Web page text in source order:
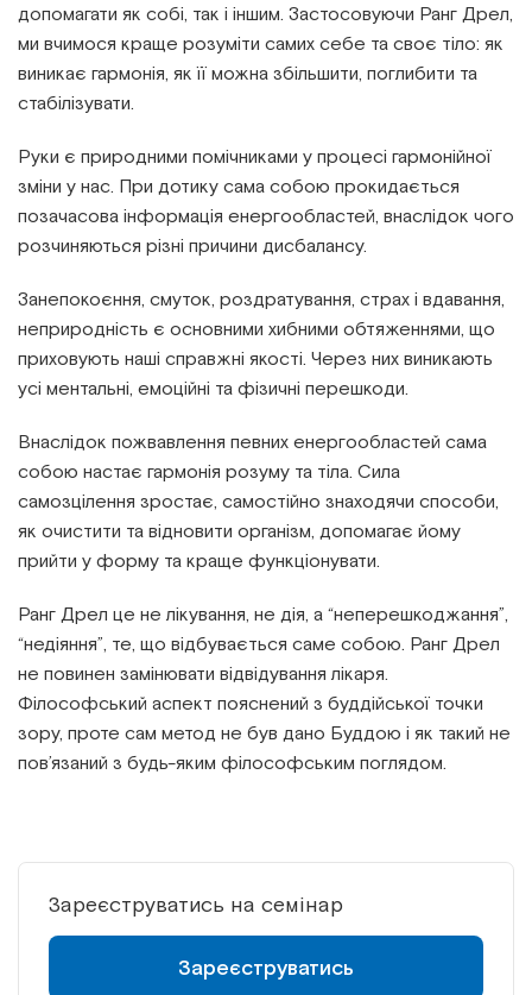
допомагати як собі, так і іншим. Застосовуючи Ранг Дрел,
ми вчимося краще розуміти самих себе та своє тіло: як
виникає гармонія, як її можна збільшити, поглибити та
стабілізувати.
Руки є природними помічниками у процесі гармонійної
зміни у нас. При дотику сама собою прокидається
позачасова інформація енергообластей, внаслідок чого
розчиняються різні причини дисбалансу.
Занепокоєння, смуток, роздратування, страх і вдавання,
неприродність є основними хибними обтяженнями, що
приховують наші справжні якості. Через них виникають
усі ментальні, емоційні та фізичні перешкоди.
Внаслідок пожвавлення певних енергообластей сама
собою настає гармонія розуму та тіла. Сила
самозцілення зростає, самостійно знаходячи способи,
як очистити та відновити організм, допомагає йому
прийти у форму та краще функціонувати.
Ранг Дрел це не лікування, не дія, а “неперешкоджання”,
“недіяння”, те, що відбувається саме собою. Ранг Дрел
не повинен замінювати відвідування лікаря.
Філософський аспект пояснений з буддійської точки
зору, проте сам метод не був дано Буддою і як такий не
пов’язаний з будь-яким філософським поглядом.
Зареєструватись на семінар
Зареєструватись